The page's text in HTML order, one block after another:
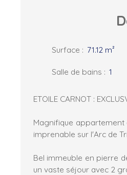
Surface : 71.12 m²
Salle de bains : 1
ETOILE CARNOT :
Magnifique
imprenable sur l'Arc de
Bel immeuble en pierre
un vaste séjour avec 2